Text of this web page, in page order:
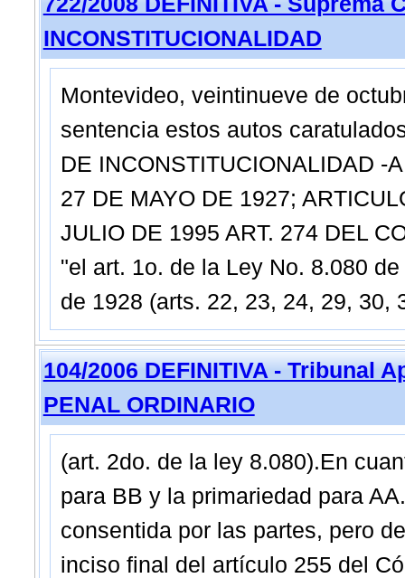
INCONSTITUCIONALIDAD
Montevideo, veintinueve de
sentencia estos autos
DE INCONSTITUCIONALIDAD -
27 DE MAYO DE 1927;
JULIO DE 1995 ART. 274 DEL
"el art. 1o. de la Ley No. 8.080
de 1928 (arts. 22, 23, 24, 29, 30,
104/2006 DEFINITIVA - Tribunal
PENAL ORDINARIO
(art. 2do. de la ley 8.080).En
para BB y la primariedad para
consentida por las partes, pero
inciso final del artículo 255 del